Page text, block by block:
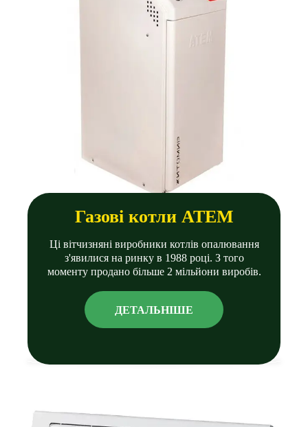
Газовi котли АТЕМ
Ці вітчизняні виробники котлів опалювання
з'явилися на ринку в 1988 році. З того
моменту продано бiльше 2 мільйони виробів.
ДЕТАЛЬНIШЕ